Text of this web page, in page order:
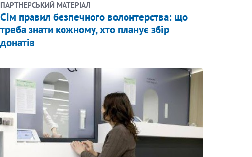
ПАРТНЕРСЬКИЙ МАТЕРІАЛ
Сім правил безпечного волонтерства: що
треба знати кожному, хто планує збір
донатів